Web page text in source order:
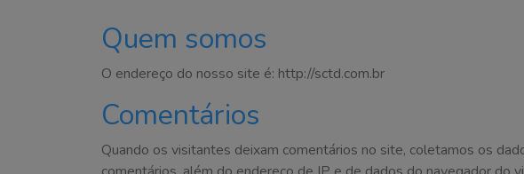
Quem somos
O endereço do nosso site é: http://sctd.com.br
Comentários
Quando os visitantes deixam comentários no site, coletamos os